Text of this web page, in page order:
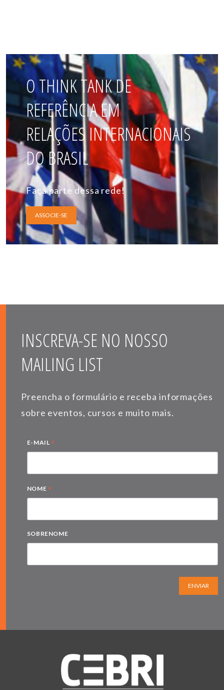
O THINK TANK DE
REFERÊNCIA EM
RELAÇÕES INTERNACIONAIS
DO BRASIL
Faça parte dessa rede!
ASSOCIE-SE
INSCREVA-SE NO NOSSO
MAILING LIST
Preencha o formulário e receba informações
sobre eventos, cursos e muito mais.
E-MAIL *
NOME *
SOBRENOME
ENVIAR